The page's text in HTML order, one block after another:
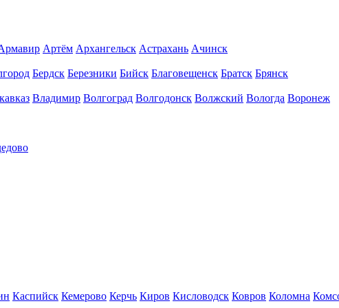
Артём Архангельск Астрахань Ачинск
Бердск Березники Бийск Благовещенск Братск Брянск
Владимир Волгоград Волгодонск Волжский Вологда Воронеж
Каспийск Кемерово Керчь Киров Кисловодск Ковров Коломна